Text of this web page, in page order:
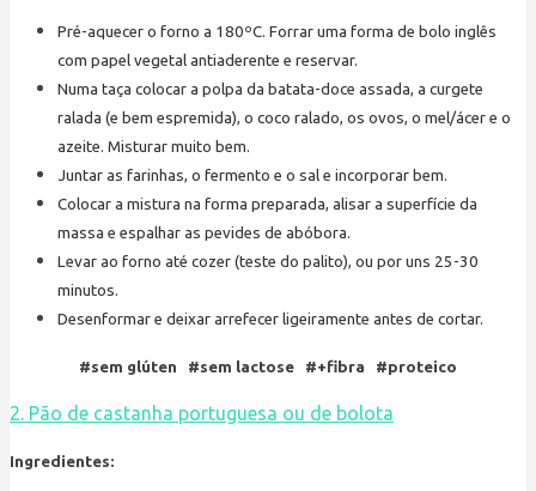
Pré-aquecer o forno a 180ºC. Forrar uma forma de bolo inglês
com papel vegetal antiaderente e reservar.
Numa taça colocar a polpa da batata-doce assada, a curgete
ralada (e bem espremida), o coco ralado, os ovos, o mel/ácer e o
azeite. Misturar muito bem.
Juntar as farinhas, o fermento e o sal e incorporar bem.
Colocar a mistura na forma preparada, alisar a superfície da
massa e espalhar as pevides de abóbora.
Levar ao forno até cozer (teste do palito), ou por uns 25-30
minutos.
Desenformar e deixar arrefecer ligeiramente antes de cortar.
#sem glúten #sem lactose #+fibra #proteico
2. Pão de castanha portuguesa ou de bolota
Ingredientes: